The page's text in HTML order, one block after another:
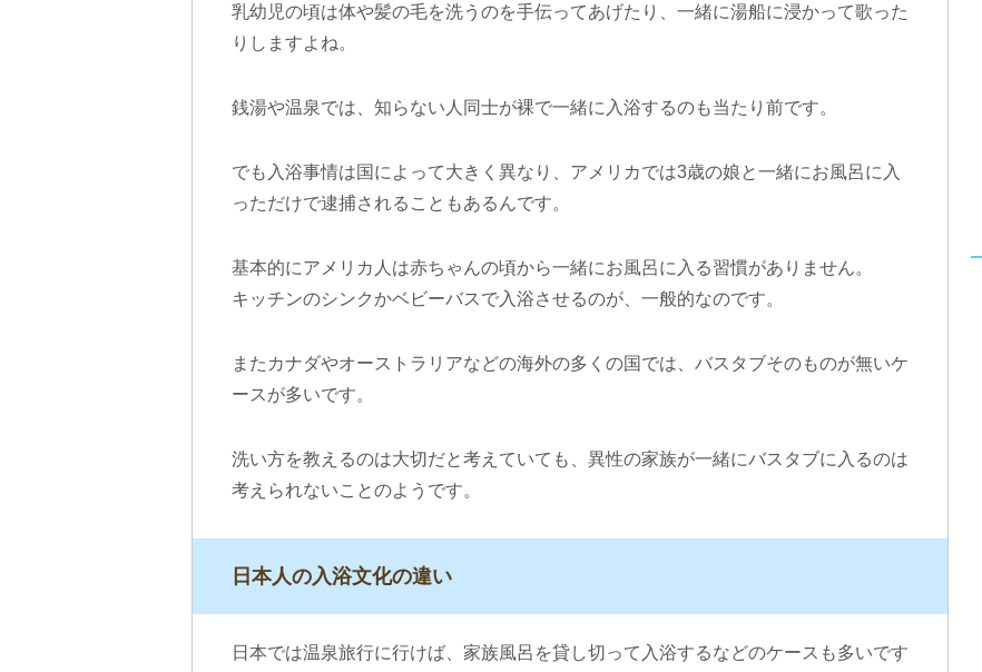
乳幼児の頃は体や髪の毛を洗うのを手伝ってあげたり、一緒に湯船に浸かって歌った
りしますよね。
銭湯や温泉では、知らない人同士が裸で一緒に入浴するのも当たり前です。
でも入浴事情は国によって大きく異なり、アメリカでは3歳の娘と一緒にお風呂に入
っただけで逮捕されることもあるんです。
基本的にアメリカ人は赤ちゃんの頃から一緒にお風呂に入る習慣がありません。
キッチンのシンクかベビーバスで入浴させるのが、一般的なのです。
またカナダやオーストラリアなどの海外の多くの国では、バスタブそのものが無いケ
ースが多いです。
洗い方を教えるのは大切だと考えていても、異性の家族が一緒にバスタブに入るのは
考えられないことのようです。
日本人の入浴文化の違い
日本では温泉旅行に行けば、家族風呂を貸し切って入浴するなどのケースも多いです